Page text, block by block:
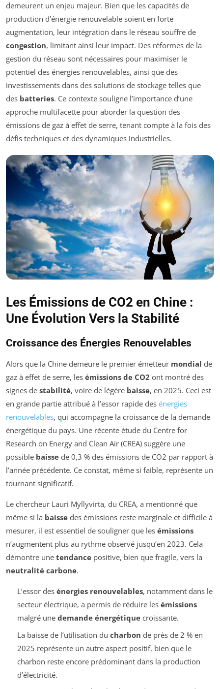
demeurent un enjeu majeur. Bien que les capacités de
production d’énergie renouvelable soient en forte
augmentation, leur intégration dans le réseau souffre de
congestion, limitant ainsi leur impact. Des réformes de la
gestion du réseau sont nécessaires pour maximiser le
potentiel des énergies renouvelables, ainsi que des
investissements dans des solutions de stockage telles que
des batteries. Ce contexte souligne l’importance d’une
approche multifacette pour aborder la question des
émissions de gaz à effet de serre, tenant compte à la fois des
défis techniques et des dynamiques industrielles.
Les Émissions de CO2 en Chine :
Une Évolution Vers la Stabilité
Croissance des Énergies Renouvelables
Alors que la Chine demeure le premier émetteur mondial de
gaz à effet de serre, les émissions de CO2 ont montré des
signes de stabilité, voire de légère baisse, en 2025. Ceci est
en grande partie attribué à l’essor rapide des énergies
renouvelables, qui accompagne la croissance de la demande
énergétique du pays. Une récente étude du Centre for
Research on Energy and Clean Air (CREA) suggère une
possible baisse de 0,3 % des émissions de CO2 par rapport à
l’année précédente. Ce constat, même si faible, représente un
tournant significatif.
Le chercheur Lauri Myllyvirta, du CREA, a mentionné que
même si la baisse des émissions reste marginale et difficile à
mesurer, il est essentiel de souligner que les émissions
n’augmentent plus au rythme observé jusqu’en 2023. Cela
démontre une tendance positive, bien que fragile, vers la
neutralité carbone.
L’essor des énergies renouvelables, notamment dans le
secteur électrique, a permis de réduire les émissions
malgré une demande énergétiquecroissante.
La baisse de l’utilisation du charbon de près de 2 % en
2025 représente un autre aspect positif, bien que le
charbon reste encore prédominant dans la production
d’électricité.